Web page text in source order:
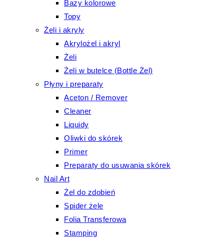
Bazy kolorowe
Topy
Żeli i akryly
Akrylożel i akryl
Żeli
Żeli w butelce (Bottle Żel)
Płyny i preparaty
Aceton / Remover
Cleaner
Liquidy
Oliwki do skórek
Primer
Preparaty do usuwania skórek
Nail Art
Żel do zdobień
Spider żele
Folia Transferowa
Stamping